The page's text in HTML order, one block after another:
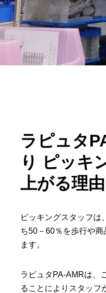
ラピュタ
り ピッキ
上がる理由
ピッキングスタッフは
ち50－60％を歩行や
ます。
ラピュタPA-AMRは、
ることによりスタッフ